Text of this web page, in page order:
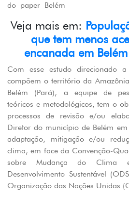
do paper Belém
Veja mais em:
que tem menos
encanada em
Com esse estudo direcionado
compõem o território da
Belém (Pará), a equipe de
teóricos e metodológicos, tem o
processos de revisão e/ou
Diretor do município de Belém
adaptação, mitigação e/ou
clima, em face da Convenção-
sobre Mudança do Clima
Desenvolvimento Sustentável
Organização das Nações Unidas